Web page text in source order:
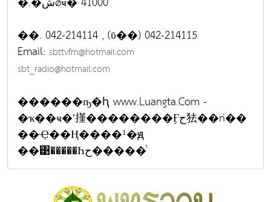
��. 042-214114 , (ῡ��) 042-214115
Email: sbttvfm@hotmail.com
sbt_radio@hotmail.com
������ҧ�ԧ www.Luangta.Com -
�ҡ��ҹ�ʹ㨷��������Ӻح㹤��ǹ��
��Ҿ��Ң����¹�ԭ
��͹�����Һح�����ͭ